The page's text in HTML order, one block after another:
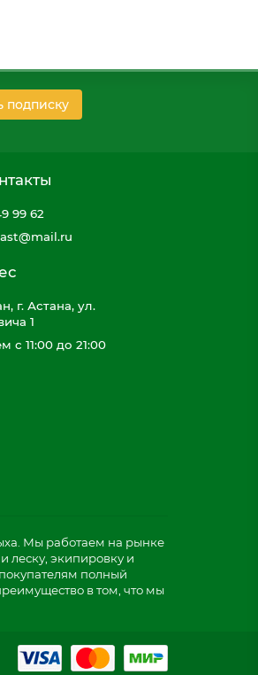
подписку
99 62
г. Астана, ул.
1
с 11:00 до 21:00
Мы работаем на рынке
леску, экипировку и
полный
в том, что мы